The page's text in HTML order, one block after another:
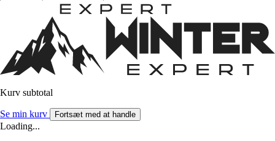
Kurv subtotal
Se min kurv Fortsæt med at handle
Loading...